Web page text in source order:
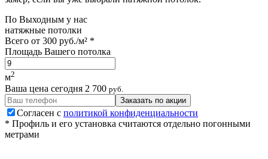
По Выходным у нас
натяжные потолки
Всего от 300 руб./м² *
Площадь Вашего потолка
м2
Ваша цена сегодня 2 700 руб.
Заказать по акции
Согласен с политикой конфиденциальности
* Профиль и его установка считаются отдельно погонными
метрами